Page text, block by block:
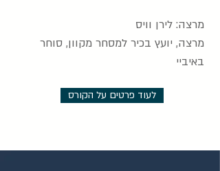
מרצה: לירן וויס
מרצה, יועץ בכיר למסחר מקוון, סוחר
באיביי
לעוד פרטים על הקורס